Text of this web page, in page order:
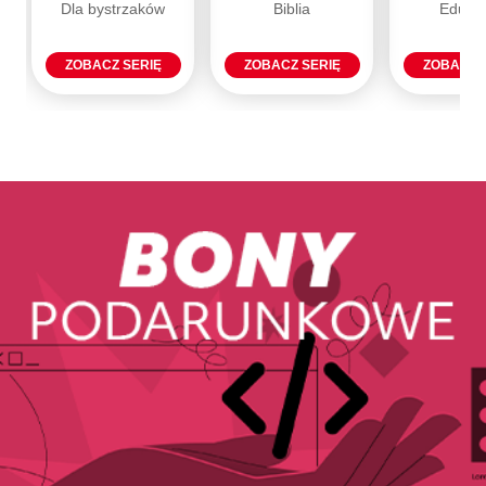
Dla bystrzaków
ZOBACZ SERIĘ
Biblia
ZOBACZ SERIĘ ZOBACZ